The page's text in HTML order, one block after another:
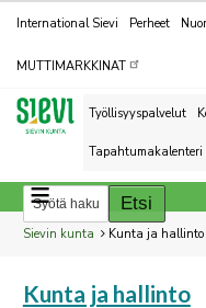
Kohderyhmät
International Sievi Perheet
MUTTIMARKKINAT
Työllisyyspalvelut
Tapahtumakalenteri
Breadcrumbs
You
here:
Sievin kunta Kunta ja hallinto
You
Kunta ja hallinto